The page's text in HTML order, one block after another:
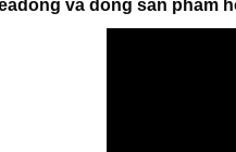
và dòng sản phẩm